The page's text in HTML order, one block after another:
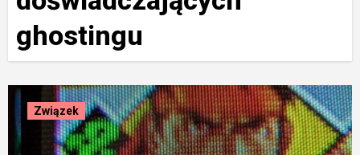
ghostingu
Związek